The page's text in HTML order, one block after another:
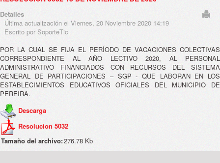
Detalles
Última actualización el Viernes, 20 Noviembre 2020 14:19
Escrito por SoporteTic
POR LA CUAL SE FIJA EL PERÍODO DE VACACIONES COLECTIVAS
CORRESPONDIENTE AL AÑO LECTIVO 2020, AL PERSONAL
ADMINISTRATIVO FINANCIADOS CON RECURSOS DEL SISTEMA
GENERAL DE PARTICIPACIONES – SGP - QUE LABORAN EN LOS
ESTABLECIMIENTOS EDUCATIVOS OFICIALES DEL MUNICIPIO DE
PEREIRA.
Descarga
Resolucion 5032
Tamaño del archivo:276.78 Kb